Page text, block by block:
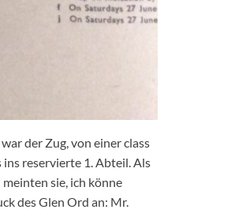
der Zug, von einer class
ins reservierte 1. Abteil. Als
sie, ich könne
des Glen Ord an: Mr.